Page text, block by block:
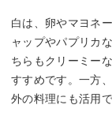
白は、卵やマヨネ
ャップやパプリカ
ちらもクリーミー
すすめです。一方
外の料理にも活用で